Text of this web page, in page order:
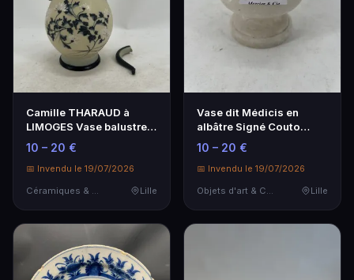
Camille THARAUD à
LIMOGES Vase balustre
en porcelaine émaill…
10 – 20 €
📅 Invendu le 19/07/2026
Lille
Vase dit Médicis en
albâtre Signé Couto
sous la base.
10 – 20 €
📅 Invendu le 19/07/2026
Lille